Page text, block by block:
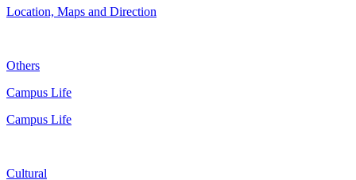
Location, Maps and Direction
Others
Campus Life
Campus Life
Cultural